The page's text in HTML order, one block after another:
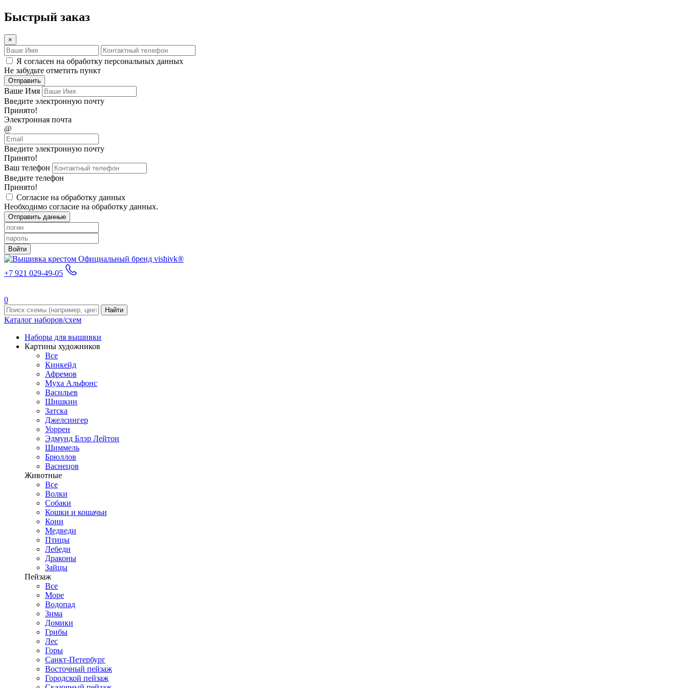
Быстрый заказ
×
Я согласен на обработку персональных данных
Не забудьте отметить пункт
Отправить
Ваше Имя
Введите электронную почту
Принято!
Электронная почта
@
Введите электронную почту
Принято!
Ваш телефон
Введите телефон
Принято!
Согласие на обработку данных
Необходимо согласие на обработку данных.
Отправить данные
Войти
Официальный бренд vishivk®
+7 921 029-49-05
0
Найти
Каталог наборов/схем
Наборы для вышивки
Картины художников
Все
Кинкейд
Афремов
Муха Альфонс
Васильев
Шишкин
Затска
Джелсингер
Уоррен
Эдмунд Блэр Лейтон
Шиммель
Брюллов
Васнецов
Животные
Все
Волки
Собаки
Кошки и кошачьи
Кони
Медведи
Птицы
Лебеди
Драконы
Зайцы
Пейзаж
Все
Море
Водопад
Зима
Домики
Грибы
Лес
Горы
Санкт-Петербург
Восточный пейзаж
Городской пейзаж